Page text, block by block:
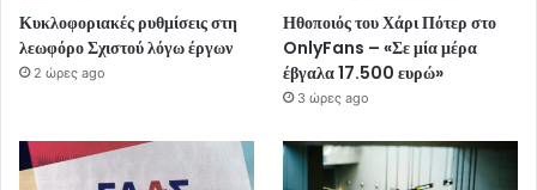
Κυκλοφοριακές ρυθμίσεις στη
λεωφόρο Σχιστού λόγω έργων
2 ώρες ago
Ηθοποιός του Χάρι Πότερ στο
OnlyFans – «Σε μία μέρα
έβγαλα 17.500 ευρώ»
3 ώρες ago